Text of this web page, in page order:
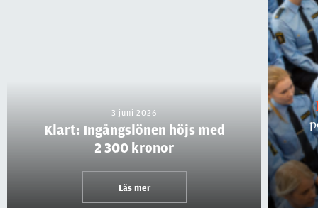
3 juni 2026
Klart: Ingångslönen höjs med
2 300 kronor
Läs mer